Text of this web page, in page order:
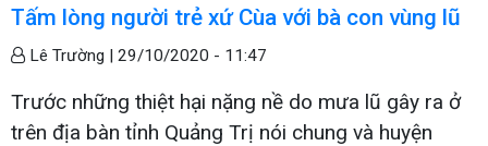
Tấm lòng người trẻ xứ Cùa với bà con vùng lũ
Lê Trường | 29/10/2020 - 11:47
Trước những thiệt hại nặng nề do mưa lũ gây ra ở
trên địa bàn tỉnh Quảng Trị nói chung và huyện